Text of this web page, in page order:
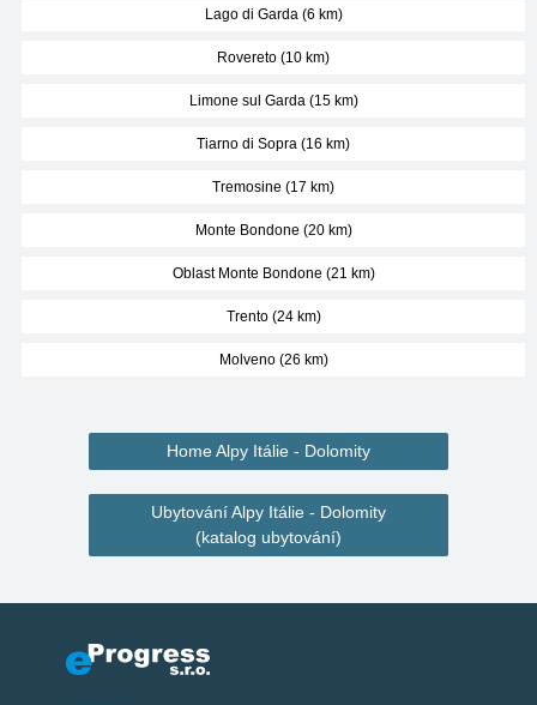
Lago di Garda (6 km)
Rovereto (10 km)
Limone sul Garda (15 km)
Tiarno di Sopra (16 km)
Tremosine (17 km)
Monte Bondone (20 km)
Oblast Monte Bondone (21 km)
Trento (24 km)
Molveno (26 km)
Home Alpy Itálie - Dolomity
Ubytování Alpy Itálie - Dolomity
(katalog ubytování)